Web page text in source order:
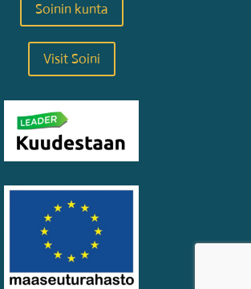
Soinin kunta
Visit Soini